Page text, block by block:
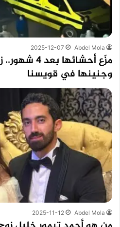
Abdel Mola
2025-12-07
مزّع أحشائها
وجنينها في قويسنا
Abdel Mola
2025-11-12